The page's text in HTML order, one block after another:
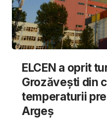
ELCEN a oprit
Grozăvești din
temperaturii
Argeș